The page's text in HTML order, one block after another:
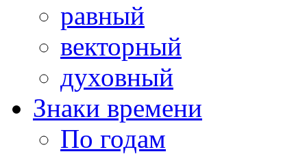
равный
векторный
духовный
Знаки времени
По годам